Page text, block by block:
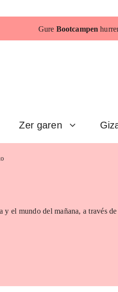
Gure Bootcampen
Zer garen
el mundo del mañana, a través